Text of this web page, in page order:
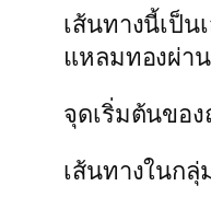
เส้นทางนี้เป็
แหลมทองผ่า
จุดเริ่มต้นขอ
เส้นทางในกลุ่